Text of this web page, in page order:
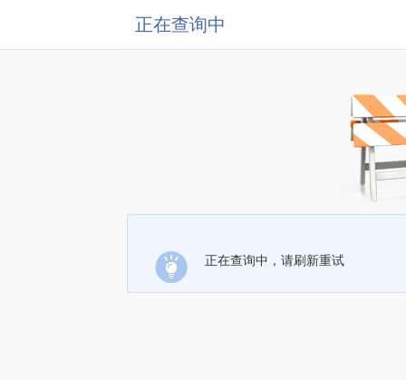
正在查询中
正在查询中，请刷新重试